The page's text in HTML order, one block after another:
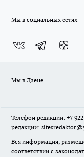
Мы в социальных сетях
Мы в Дзене
Телефон редакции: +7
редакции:
Вся информация,
соответствии с